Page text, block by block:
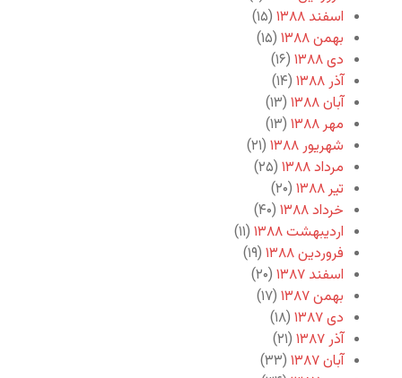
اسفند ۱۳۸۸
(۱۵)
بهمن ۱۳۸۸
(۱۵)
دی ۱۳۸۸
(۱۶)
آذر ۱۳۸۸
(۱۴)
آبان ۱۳۸۸
(۱۳)
مهر ۱۳۸۸
(۱۳)
شهریور ۱۳۸۸
(۲۱)
مرداد ۱۳۸۸
(۲۵)
تیر ۱۳۸۸
(۲۰)
خرداد ۱۳۸۸
(۴۰)
اردیبهشت ۱۳۸۸
(۱۱)
فروردین ۱۳۸۸
(۱۹)
اسفند ۱۳۸۷
(۲۰)
بهمن ۱۳۸۷
(۱۷)
دی ۱۳۸۷
(۱۸)
آذر ۱۳۸۷
(۲۱)
آبان ۱۳۸۷
(۳۳)